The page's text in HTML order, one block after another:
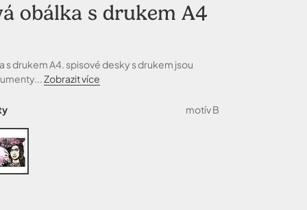
obálka s drukem A4
s drukem A4. spisové desky s drukem jsou
Zobrazit více
motív B